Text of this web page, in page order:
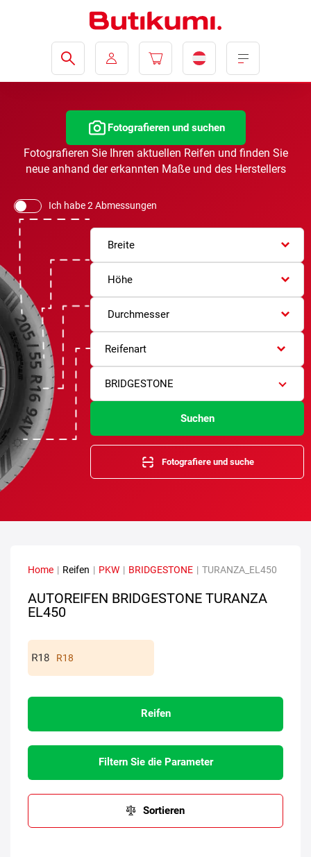
Fotografieren und suchen
Fotografieren Sie Ihren aktuellen Reifen und finden Sie
neue anhand der erkannten Maße und des Herstellers
Ich habe 2 Abmessungen
Breite
Höhe
Durchmesser
Reifenart
BRIDGESTONE
Suchen
Fotografiere und suche
Home | Reifen | PKW | BRIDGESTONE | TURANZA_EL450
AUTOREIFEN BRIDGESTONE TURANZA
EL450
R18
Reifen
Filtern Sie die Parameter
Sortieren